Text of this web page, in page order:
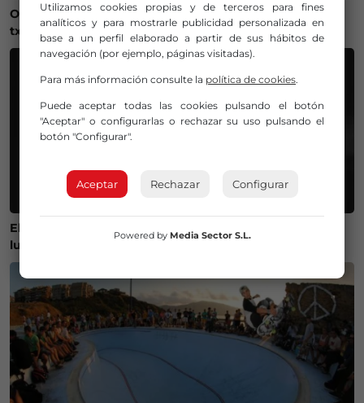
Onintza Enbeita y Ainhoa Urrejola, pregonera y
txupinera de Aste Nagusia 2026 en Bilbao
El Gobierno lanza un visor web para encontrar el mejor
lugar donde ver el eclipse solar del 12 de agosto
Utilizamos cookies propias y de terceros para fines
analíticos y para mostrarle publicidad personalizada en
base a un perfil elaborado a partir de sus hábitos de
navegación (por ejemplo, páginas visitadas).
Para más información consulte la política de cookies.
Puede aceptar todas las cookies pulsando el botón
"Aceptar" o configurarlas o rechazar su uso pulsando el
botón "Configurar".
Aceptar Rechazar Configurar
Powered by Media Sector S.L.